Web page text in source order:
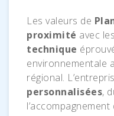
Les valeurs de
proximité avec
technique
environnementale
régional.
personnalisées,